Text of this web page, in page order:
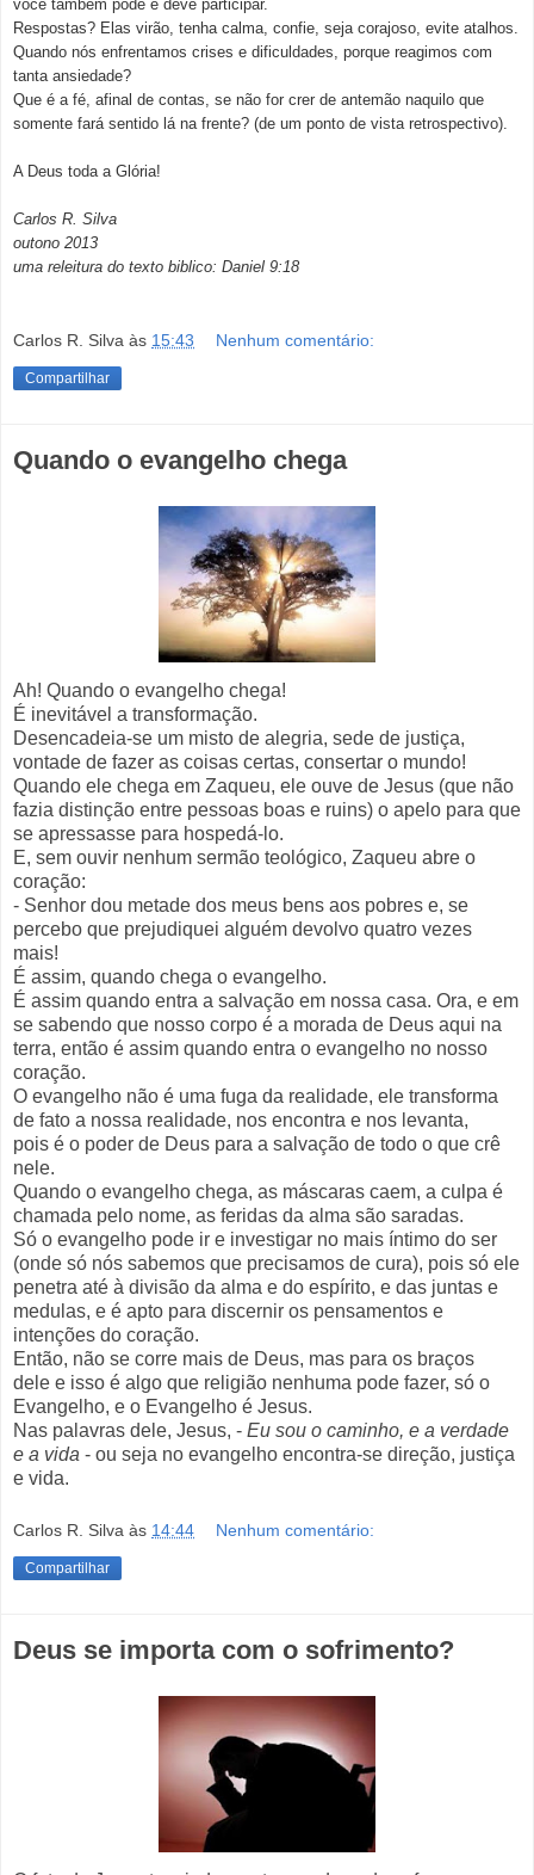
você também pode e deve participar.
Respostas? Elas virão, tenha calma, confie, seja corajoso, evite atalhos.
Quando nós enfrentamos crises e dificuldades, porque reagimos com
tanta ansiedade?
Que é a fé, afinal de contas, se não for crer de antemão naquilo que
somente fará sentido lá na frente? (de um ponto de vista retrospectivo).
A Deus toda a Glória!
Carlos R. Silva
outono 2013
uma releitura do texto biblico: Daniel 9:18
Carlos R. Silva às 15:43 Nenhum comentário:
Compartilhar
Quando o evangelho chega
Ah! Quando o evangelho chega!
É inevitável a transformação.
Desencadeia-se um misto de alegria, sede de justiça,
vontade de fazer as coisas certas, consertar o mundo!
Quando ele chega em Zaqueu, ele ouve de Jesus (que não
fazia distinção entre pessoas boas e ruins) o apelo para que
se apressasse para hospedá-lo.
E, sem ouvir nenhum sermão teológico, Zaqueu abre o
coração:
- Senhor dou metade dos meus bens aos pobres e, se
percebo que prejudiquei alguém devolvo quatro vezes
mais!
É assim, quando chega o evangelho.
É assim quando entra a salvação em nossa casa. Ora, e em
se sabendo que nosso corpo é a morada de Deus aqui na
terra, então é assim quando entra o evangelho no nosso
coração.
O evangelho não é uma fuga da realidade, ele transforma
de fato a nossa realidade, nos encontra e nos levanta,
pois é o poder de Deus para a salvação de todo o que crê
nele.
Quando o evangelho chega, as máscaras caem, a culpa é
chamada pelo nome, as feridas da alma são saradas.
Só o evangelho pode ir e investigar no mais íntimo do ser
(onde só nós sabemos que precisamos de cura), pois só ele
penetra até à divisão da alma e do espírito, e das juntas e
medulas, e é apto para discernir os pensamentos e
intenções do coração.
Então, não se corre mais de Deus, mas para os braços
dele e isso é algo que religião nenhuma pode fazer, só o
Evangelho, e o Evangelho é Jesus.
Nas palavras dele, Jesus, - Eu sou o caminho, e a verdade
e a vida - ou seja no evangelho encontra-se direção, justiça
e vida.
Carlos R. Silva às 14:44 Nenhum comentário:
Compartilhar
Deus se importa com o sofrimento?